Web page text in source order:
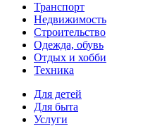
Транспорт
Недвижимость
Строительство
Одежда, обувь
Отдых и хобби
Техника
Для детей
Для быта
Услуги